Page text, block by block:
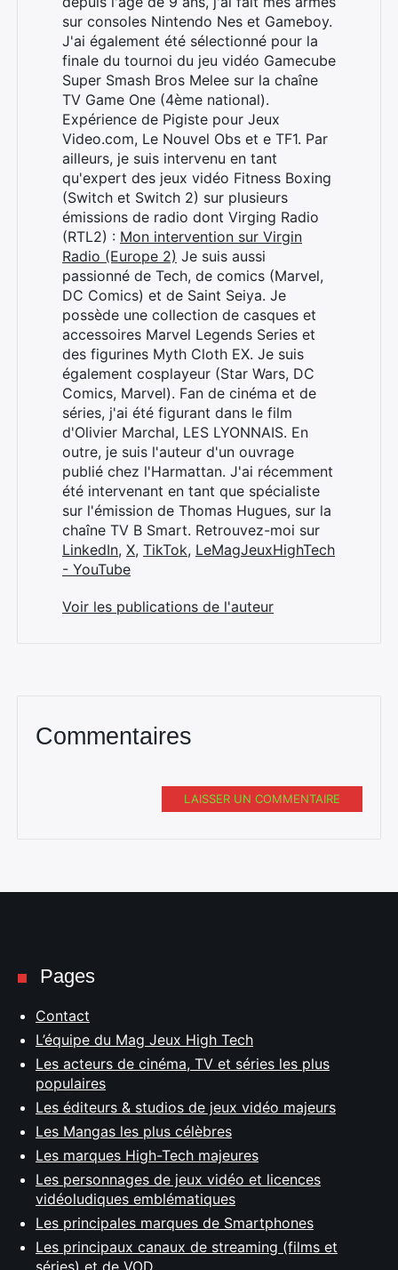
sur consoles Nintendo Nes et Gameboy.
J'ai également été sélectionné pour la
finale du tournoi du jeu vidéo Gamecube
Super Smash Bros Melee sur la chaîne
TV Game One (4ème national).
Expérience de Pigiste pour Jeux
Video.com, Le Nouvel Obs et e TF1. Par
ailleurs, je suis intervenu en tant
qu'expert des jeux vidéo Fitness Boxing
(Switch et Switch 2) sur plusieurs
émissions de radio dont Virging Radio
(RTL2) : Mon intervention sur Virgin
Radio (Europe 2) Je suis aussi
passionné de Tech, de comics (Marvel,
DC Comics) et de Saint Seiya. Je
possède une collection de casques et
accessoires Marvel Legends Series et
des figurines Myth Cloth EX. Je suis
également cosplayeur (Star Wars, DC
Comics, Marvel). Fan de cinéma et de
séries, j'ai été figurant dans le film
d'Olivier Marchal, LES LYONNAIS. En
outre, je suis l'auteur d'un ouvrage
publié chez l'Harmattan. J'ai récemment
été intervenant en tant que spécialiste
sur l'émission de Thomas Hugues, sur la
chaîne TV B Smart. Retrouvez-moi sur
LinkedIn, X, TikTok, LeMagJeuxHighTech
- YouTube
Voir les publications de l'auteur
Commentaires
LAISSER UN COMMENTAIRE
Pages
Contact
L’équipe du Mag Jeux High Tech
Les acteurs de cinéma, TV et séries les plus
populaires
Les éditeurs & studios de jeux vidéo majeurs
Les Mangas les plus célèbres
Les marques High-Tech majeures
Les personnages de jeux vidéo et licences
vidéoludiques emblématiques
Les principales marques de Smartphones
Les principaux canaux de streaming (films et
séries) et de VOD
Rechercher
: